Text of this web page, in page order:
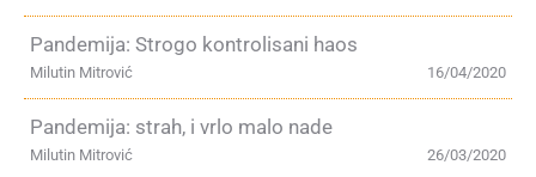
Pandemija: Strogo kontrolisani haos
16/04/2020
Milutin Mitrović
Pandemija: strah, i vrlo malo nade
26/03/2020
Milutin Mitrović